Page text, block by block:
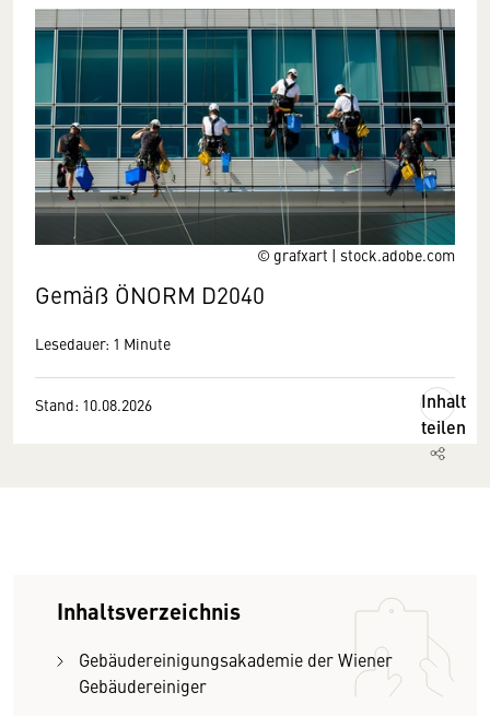
© grafxart | stock.adobe.com
Gemäß ÖNORM D2040
Lesedauer: 1 Minute
Stand: 10.08.2026
Inhalt
teilen
Inhaltsverzeichnis
Gebäudereinigungsakademie der Wiener
Gebäudereiniger